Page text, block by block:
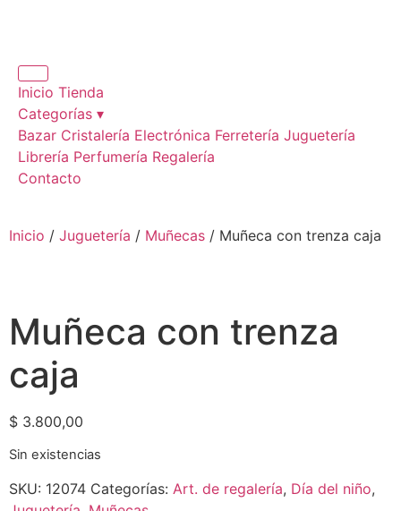
Inicio Tienda
Categorías ▾
Bazar Cristalería Electrónica Ferretería Juguetería
Librería Perfumería Regalería
Contacto
Inicio / Juguetería / Muñecas / Muñeca con trenza caja
Muñeca con trenza
caja
$ 3.800,00
Sin existencias
SKU: 12074 Categorías: Art. de regalería, Día del niño,